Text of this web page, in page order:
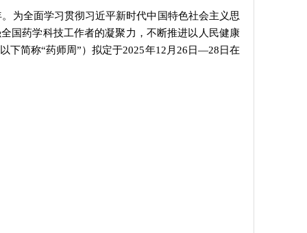
为全面学习贯彻习近平新时代中国特色社会主义思
国药学科技工作者的凝聚力，不断推进以人民健康
下简称“药师周”）拟定于2025年12月26日—28日在